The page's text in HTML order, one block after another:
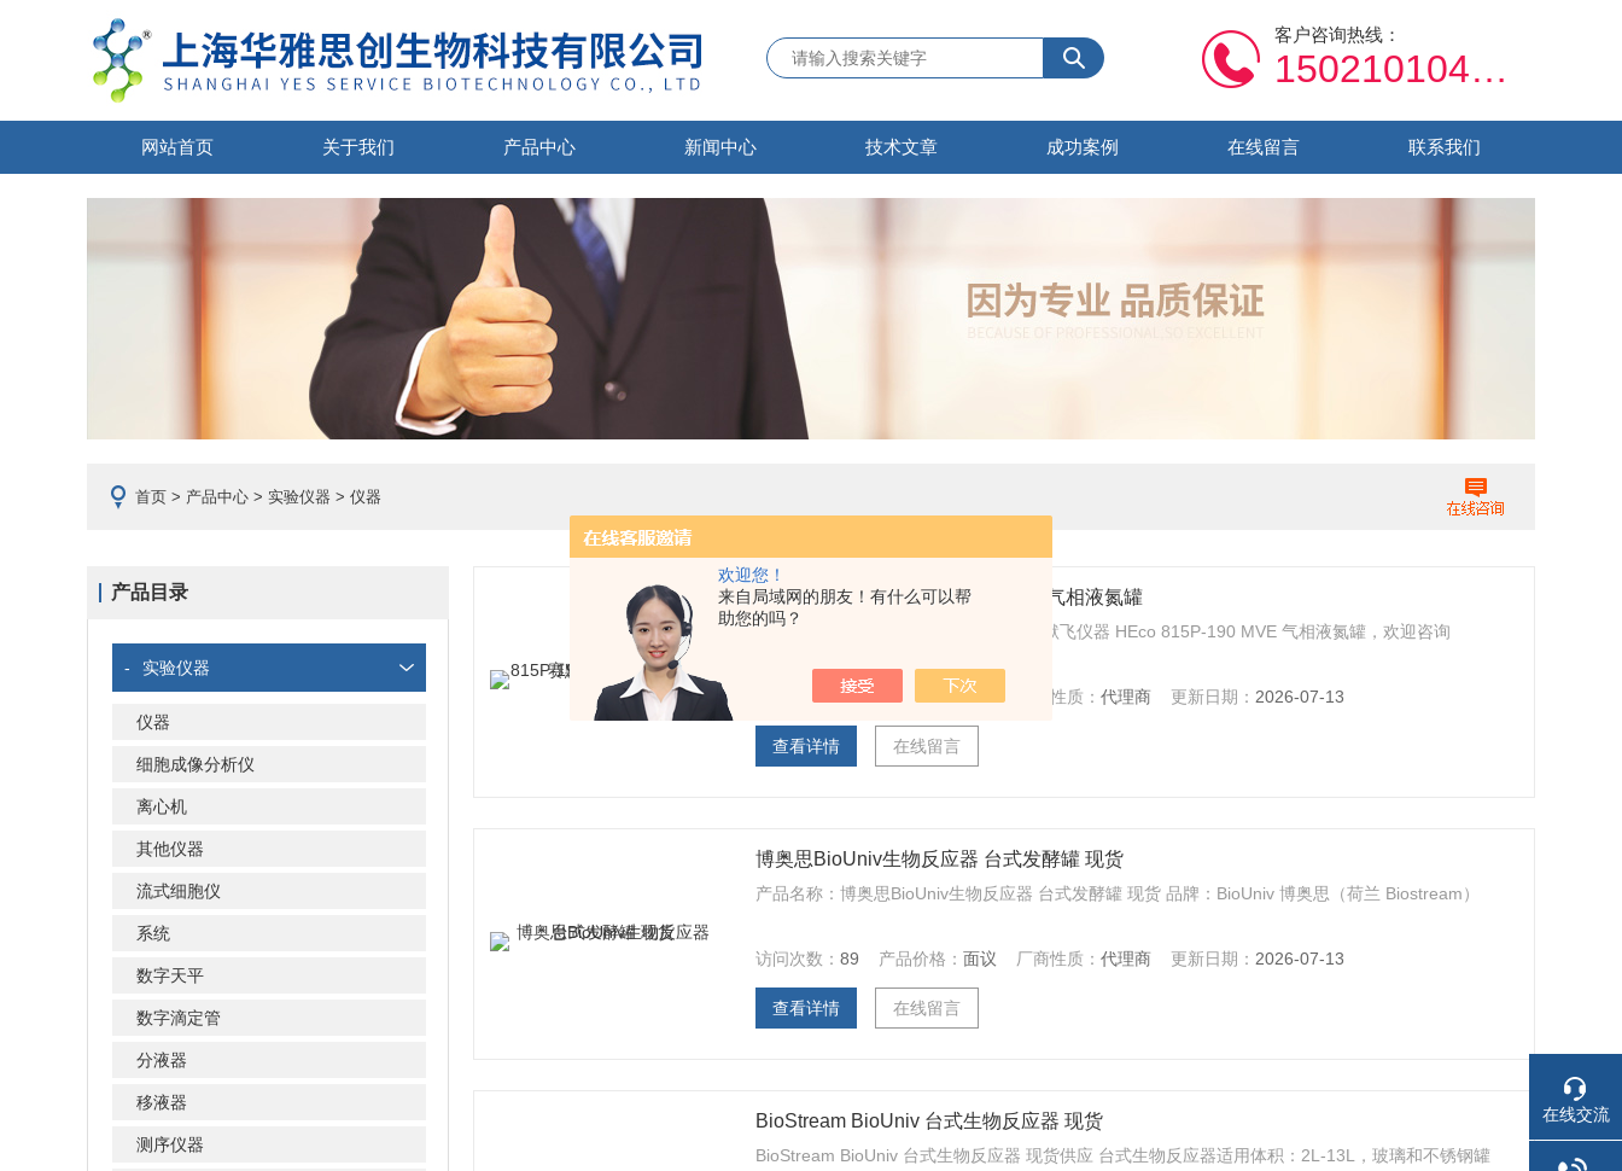
欢迎您！
来自局域网的朋友！有什么可以帮
助您的吗？
客户咨询热线：
15021010459
网站首页 关于我们 产品中心 新闻中心 技术文章 成功案例 在线留言 联系我们
首页 > 产品中心 > 实验仪器 > 仪器
产品目录
- 实验仪器
仪器
细胞成像分析仪
离心机
其他仪器
流式细胞仪
系统
数字天平
数字滴定管
分液器
移液器
测序仪器
赛默飞仪器 HEco 815P‑190 MVE 气相液氮罐
买试剂，找华雅，华雅思创现货供应赛默飞仪器 HEco 815P‑190 MVE 气相液氮罐，欢迎咨询
访问次数：84 产品价格：面议 厂商性质：代理商 更新日期： 2026-07-13
查看详情 在线留言
博奥思BioUniv生物反应器 台式发酵罐 现货
产品名称：博奥思BioUniv生物反应器 台式发酵罐 现货 品牌：BioUniv 博奥思（荷兰 Biostream）
访问次数：89 产品价格：面议 厂商性质：代理商 更新日期： 2026-07-13
查看详情 在线留言
BioStream BioUniv 台式生物反应器 现货
BioStream BioUniv 台式生物反应器 现货供应 台式生物反应器适用体积：2L-13L，玻璃和不锈钢罐
在线交流